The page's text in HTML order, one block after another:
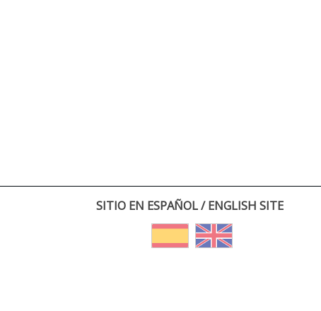
SITIO EN ESPAÑOL / ENGLISH SITE